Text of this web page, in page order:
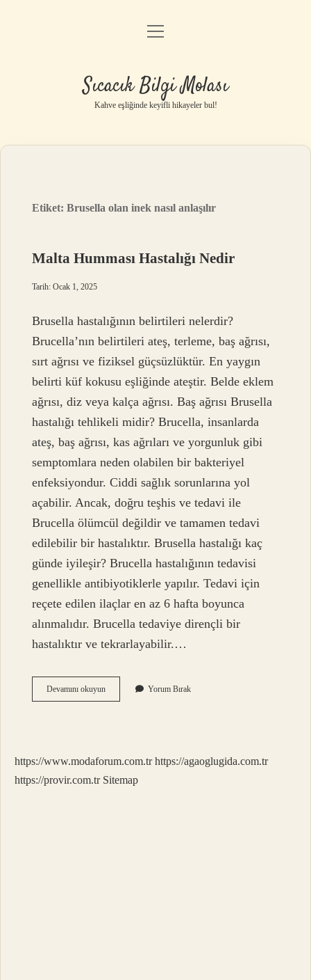
Anasayfa
Yasal Uyarı
menüyü
Sıcacık Bilgi Molası
Kahve eşliğinde keyifli hikayeler bul!
Etiket:Brusella olan inek nasıl anlaşılır
Malta Humması Hastalığı Nedir
Tarih: Ocak 1, 2025
Brusella hastalığının belirtileri nelerdir?
Brucella’nın belirtileri ateş, terleme, baş ağrısı,
sırt ağrısı ve fiziksel güçsüzlüktür. En yaygın
belirti küf kokusu eşliğinde ateştir. Belde eklem
ağrısı, diz veya kalça ağrısı. Baş ağrısı Brusella
hastalığı tehlikeli midir? Brucella, insanlarda
ateş, baş ağrısı, kas ağrıları ve yorgunluk gibi
semptomlara neden olabilen bir bakteriyel
enfeksiyondur. Ciddi sağlık sorunlarına yol
açabilir. Ancak, doğru teşhis ve tedavi ile
Brucella ölümcül değildir ve tamamen tedavi
edilebilir bir hastalıktır. Brusella hastalığı kaç
günde iyileşir? Brucella hastalığının tedavisi
genellikle antibiyotiklerle yapılır. Tedavi için
reçete edilen ilaçlar en az 6 hafta boyunca
alınmalıdır. Brucella tedaviye dirençli bir
hastalıktır ve tekrarlayabilir.…
Devamını okuyunMalta
Humması
Yorum Bırak
https://www.modaforum.com.tr https://agaoglugida.com.tr
https://provir.com.tr Sitemap